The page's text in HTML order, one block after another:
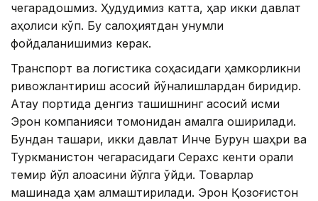
чегарадошмиз. Ҳудудимиз катта, ҳар икки давлат
аҳолиси кўп. Бу салоҳиятдан унумли
фойдаланишимиз керак.
Транспорт ва логистика соҳасидаги ҳамкорликни
ривожлантириш асосий йўналишлардан биридир.
Ақтау портида денгиз ташишнинг асосий қисми
Эрон компанияси томонидан амалга оширилади.
Бундан ташқари, икки давлат Инче Бурун шаҳри ва
Туркманистон чегарасидаги Серахс кенти орқали
темир йўл алоқасини йўлга қўйди. Товарлар
машинада ҳам алмаштирилади. Эрон Қозоғистон